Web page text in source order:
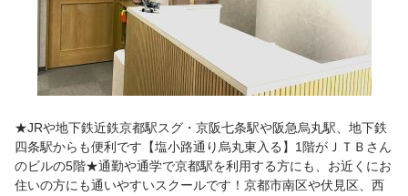
★JRや地下鉄近鉄京都駅スグ・京阪七条駅や阪急烏丸駅、地下鉄
四条駅からも便利です【塩小路通り烏丸東入る】1階がＪＴＢさん
のビルの5階★通勤や通学で京都駅を利用する方にも、お近くにお
住いの方にも通いやすいスクールです！京都市南区や伏見区、西